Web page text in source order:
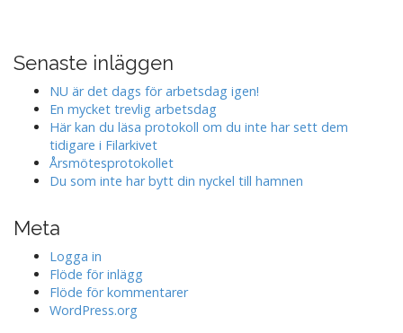
Senaste inläggen
NU är det dags för arbetsdag igen!
En mycket trevlig arbetsdag
Här kan du läsa protokoll om du inte har sett dem
tidigare i Filarkivet
Årsmötesprotokollet
Du som inte har bytt din nyckel till hamnen
Meta
Logga in
Flöde för inlägg
Flöde för kommentarer
WordPress.org